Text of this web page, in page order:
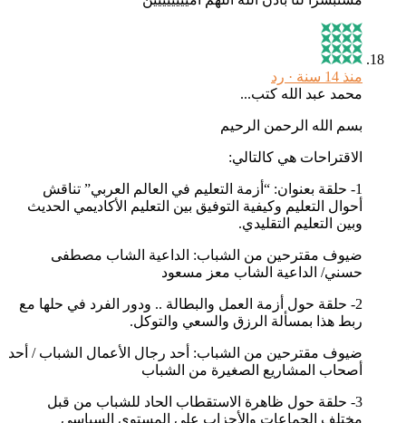
رد
محمد عبد الله كتب...
بسم الله الرحمن الرحيم
الاقتراحات هي كالتالي:
1- حلقة بعنوان: “أزمة التعليم في العالم العربي” تناقش
أحوال التعليم وكيفية التوفيق بين التعليم الأكاديمي الحديث
وبين التعليم التقليدي.
ضيوف مقترحين من الشباب: الداعية الشاب مصطفى
حسني/ الداعية الشاب معز مسعود
2- حلقة حول أزمة العمل والبطالة .. ودور الفرد في حلها مع
ربط هذا بمسألة الرزق والسعي والتوكل.
ضيوف مقترحين من الشباب: أحد رجال الأعمال الشباب / أحد
أصحاب المشاريع الصغيرة من الشباب
3- حلقة حول ظاهرة الاستقطاب الحاد للشباب من قبل
مختلف الجماعات والأحزاب على المستوى السياسي